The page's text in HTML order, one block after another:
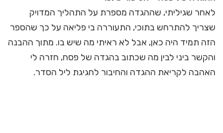
לאחר שגיליתי, שההגדה מספרת על התהליך המדויק
שצריך להתרחש בתוכי, התעוררה בי פליאה על כך שהספר
הזה תמיד היה כאן, אבל לא ראיתי מה שיש בו. מתוך ההבנה
והקשר ביני לבין מה שכתוב בהגדה של פסח, חזרה לי
האהבה לקריאת ההגדה והחיבור לחגיגת ליל הסדר.